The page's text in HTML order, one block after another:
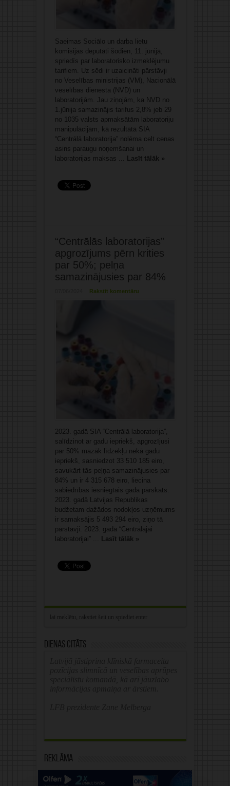
Saeimas Sociālo un darba lietu
komisijas deputāti šodien, 11. jūnijā,
spriedīs par laboratorisko izmeklējumu
tarifiem. Uz sēdi ir uzaicināti pārstāvji
no Veselības ministrijas (VM), Nacionālā
veselības dienesta (NVD) un
laboratorijām. Jau ziņojām, ka NVD no
1.jūnija samazinājis tarifus 2,8% jeb 29
no 1035 valsts apmaksātām laboratoriju
manipulācijām, kā rezultātā SIA
“Centrālā laboratorija” nolēma celt cenas
asins paraugu noņemšanai un
laboratorijas maksas ... Lasīt tālāk »
“Centrālās laboratorijas”
apgrozījums pērn krities
par 50%; pelņa
samazinājusies par 84%
Rakstīt komentāru
2023. gadā SIA “Centrālā laboratorija”,
salīdzinot ar gadu iepriekš, apgrozījusi
par 50% mazāk līdzekļu nekā gadu
iepriekš, sasniedzot 33 510 185 eiro,
savukārt tās peļņa samazinājusies par
84% un ir 4 315 678 eiro, liecina
sabiedrības iesniegtais gada pārskats.
2023. gadā Latvijas Republikas
budžetam dažādos nodokļos uzņēmums
ir samaksājis 5 493 294 eiro, ziņo tā
pārstāvji. 2023. gadā “Centrālajai
laboratorijai” ... Lasīt tālāk »
Dienas citāts
Reklāma